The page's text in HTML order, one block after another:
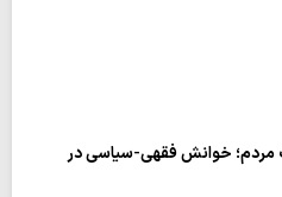
مردم؛ خوانش فقهی-سیاسی در